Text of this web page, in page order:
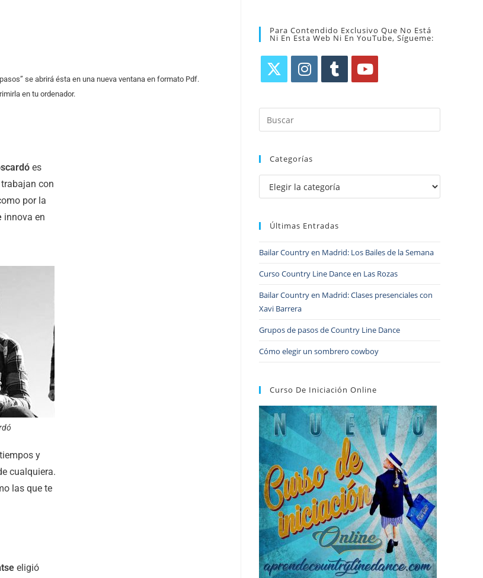
se abrirá ésta en una nueva ventana en formato Pdf.
en tu ordenador.
es
con
por la
innova en
y
cualquiera.
las que te
eligió
Para Contendido Exclusivo Que No Está
Ni En Esta Web Ni En YouTube, Sígueme:
Categorías
Últimas Entradas
Bailar Country en Madrid: Los Bailes de la Semana
Curso Country Line Dance en Las Rozas
Bailar Country en Madrid: Clases presenciales con
Xavi Barrera
Grupos de pasos de Country Line Dance
Cómo elegir un sombrero cowboy
Curso De Iniciación Online